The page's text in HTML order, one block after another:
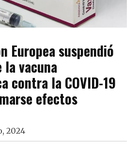
Europea suspendió
la vacuna
contra la COVID-19
efectos
2024